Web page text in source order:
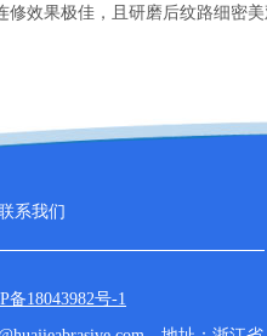
效果极佳，且研磨后纹路细密
系我们
备18043982号-1